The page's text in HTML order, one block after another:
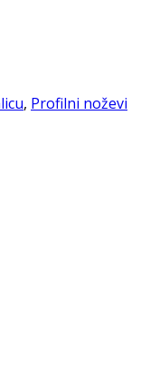
, Profilni noževi